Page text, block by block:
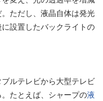
ただし、液晶自体は発光
設置したバックライトの
ルテレビから大型テレビ
たとえば、シャープの液